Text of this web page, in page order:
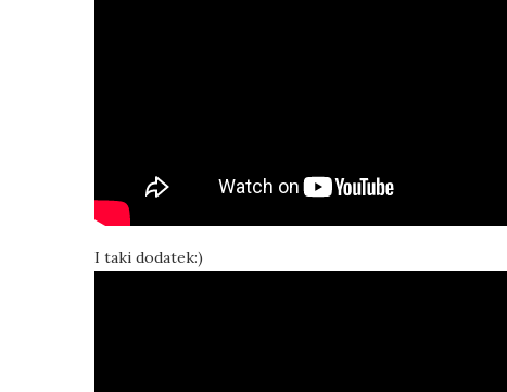
I taki dodatek:)